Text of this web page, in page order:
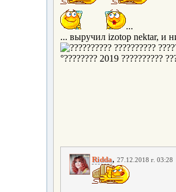
...
... выручил izotop nektar, и
Ridda, 27.12.2018 г. 03:28